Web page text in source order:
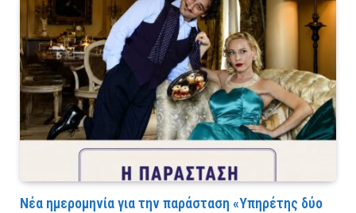
Νέα ημερομηνία για την παράσταση «Υπηρέτης δύο